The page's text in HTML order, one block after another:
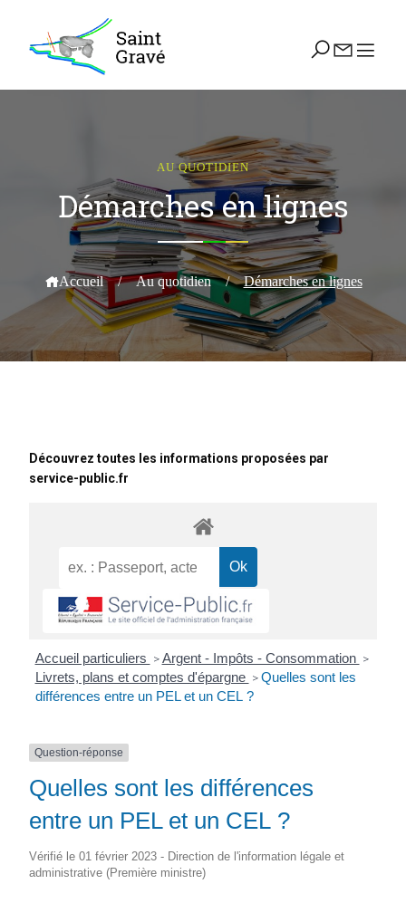
AU QUOTIDIEN
Démarches en lignes
Accueil / Au quotidien / Démarches en lignes
Découvrez toutes les informations proposées par
service-public.fr
Accueil particuliers > Argent - Impôts - Consommation >
Livrets, plans et comptes d'épargne > Quelles sont les
différences entre un PEL et un CEL ?
Question-réponse
Quelles sont les différences
entre un PEL et un CEL ?
Vérifié le 01 février 2023 - Direction de l'information légale et
administrative (Première ministre)